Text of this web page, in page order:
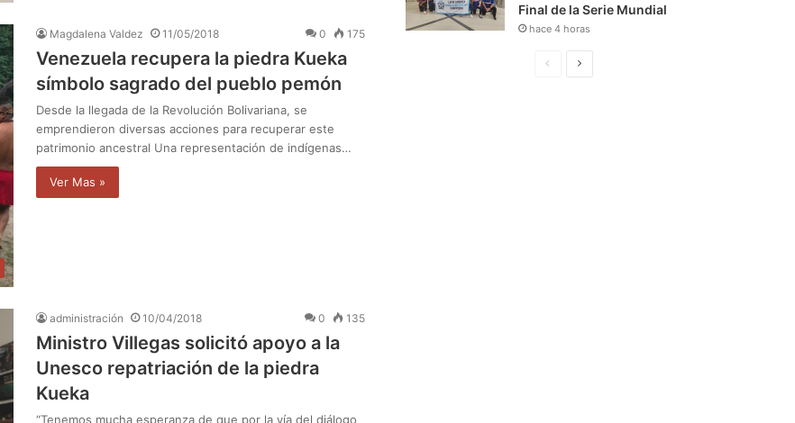
Magdalena Valdez 11/05/2018 0 175
Venezuela recupera la piedra Kueka
símbolo sagrado del pueblo pemón
Desde la llegada de la Revolución Bolivariana, se
emprendieron diversas acciones para recuperar este
patrimonio ancestral Una representación de indígenas…
Ver Mas »
administración 10/04/2018 0 135
Ministro Villegas solicitó apoyo a la
Unesco repatriación de la piedra
Kueka
“Tenemos mucha esperanza de que por la vía del diálogo
Final de la Serie Mundial
hace 4 horas
S